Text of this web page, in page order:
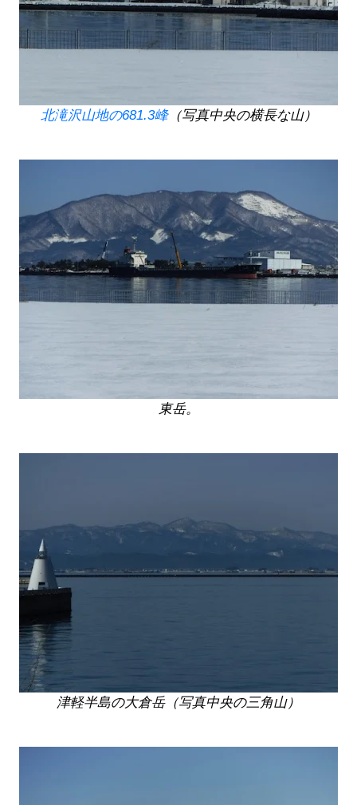
北滝沢山地の681.3峰（写真中央の横長な山）
東岳。
津軽半島の大倉岳（写真中央の三角山）